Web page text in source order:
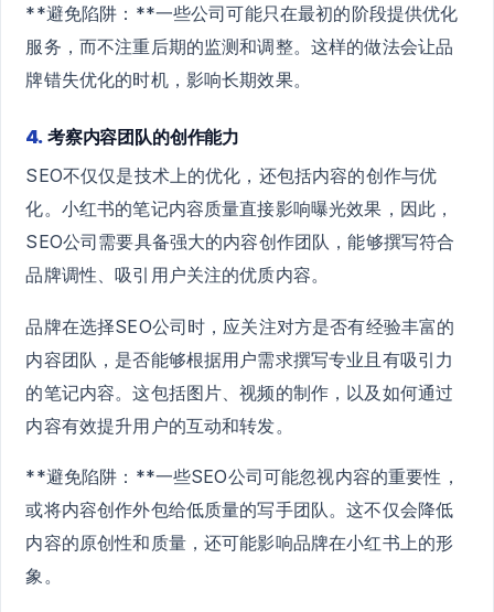
**避免陷阱：**一些公司可能只在最初的阶段提供优化
服务，而不注重后期的监测和调整。这样的做法会让品
牌错失优化的时机，影响长期效果。
4. 考察内容团队的创作能力
SEO不仅仅是技术上的优化，还包括内容的创作与优
化。小红书的笔记内容质量直接影响曝光效果，因此，
SEO公司需要具备强大的内容创作团队，能够撰写符合
品牌调性、吸引用户关注的优质内容。
品牌在选择SEO公司时，应关注对方是否有经验丰富的
内容团队，是否能够根据用户需求撰写专业且有吸引力
的笔记内容。这包括图片、视频的制作，以及如何通过
内容有效提升用户的互动和转发。
**避免陷阱：**一些SEO公司可能忽视内容的重要性，
或将内容创作外包给低质量的写手团队。这不仅会降低
内容的原创性和质量，还可能影响品牌在小红书上的形
象。